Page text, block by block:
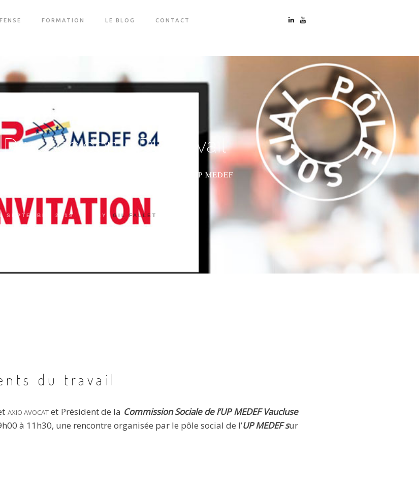
FORMATION LE BLOG CONTACT
Accidents Du Travail
par le cabinet Axio Avocat pour le pôle social de l'UP MEDEF
SEPTEMBRE 2019 BY: GIL FALLET
du travail
AXIO AVOCAT et Président de la Commission Sociale de l’UP MEDEF Vaucluse
à 11h30, une rencontre organisée par le pôle social de l’UP MEDEF sur